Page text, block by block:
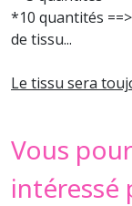
*10 quantités
de tissu...
Le tissu sera
Vous
intéressé